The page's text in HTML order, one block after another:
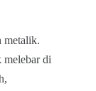
metalik.
di